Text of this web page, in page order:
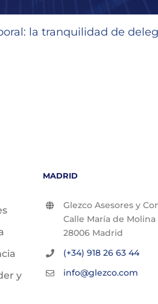
la tranquilidad de
y
MADRID
Glezco Asesores y
Calle María de Molina
28006 Madrid
(+34) 918 26 63 44
info@glezco.com